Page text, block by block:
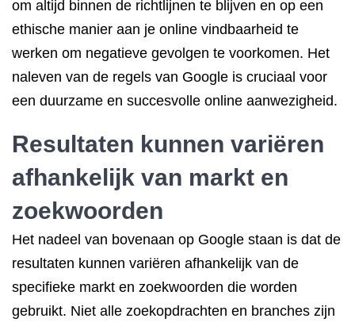
om altijd binnen de richtlijnen te blijven en op een
ethische manier aan je online vindbaarheid te
werken om negatieve gevolgen te voorkomen. Het
naleven van de regels van Google is cruciaal voor
een duurzame en succesvolle online aanwezigheid.
Resultaten kunnen variëren
afhankelijk van markt en
zoekwoorden
Het nadeel van bovenaan op Google staan is dat de
resultaten kunnen variëren afhankelijk van de
specifieke markt en zoekwoorden die worden
gebruikt. Niet alle zoekopdrachten en branches zijn